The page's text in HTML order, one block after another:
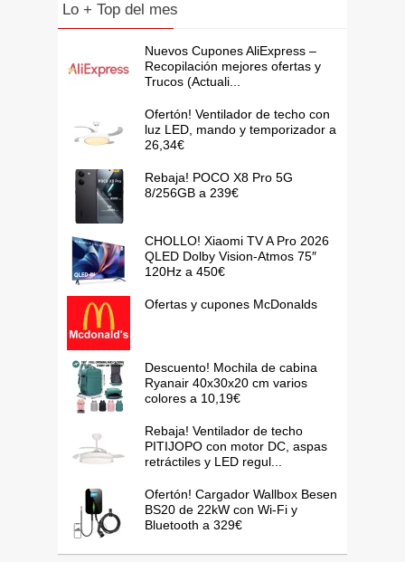
Lo + Top del mes
Nuevos Cupones AliExpress –
Recopilación mejores ofertas y
Trucos (Actuali...
Ofertón! Ventilador de techo con
luz LED, mando y temporizador a
26,34€
Rebaja! POCO X8 Pro 5G
8/256GB a 239€
CHOLLO! Xiaomi TV A Pro 2026
QLED Dolby Vision-Atmos 75″
120Hz a 450€
Ofertas y cupones McDonalds
Descuento! Mochila de cabina
Ryanair 40x30x20 cm varios
colores a 10,19€
Rebaja! Ventilador de techo
PITIJOPO con motor DC, aspas
retráctiles y LED regul...
Ofertón! Cargador Wallbox Besen
BS20 de 22kW con Wi-Fi y
Bluetooth a 329€